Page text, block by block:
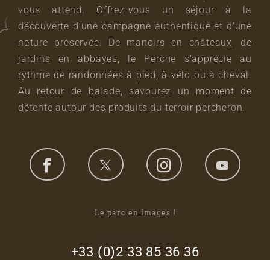
vous attend. Offrez-vous un séjour à la
découverte d’une campagne authentique et d’une
nature préservée. De manoirs en châteaux, de
jardins en abbayes, le Perche s’apprécie au
rythme de randonnées à pied, à vélo ou à cheval.
Au retour de balade, savourez un moment de
détente autour des produits du terroir percheron.
Le parc en images !
+33 (0)2 33 85 36 36